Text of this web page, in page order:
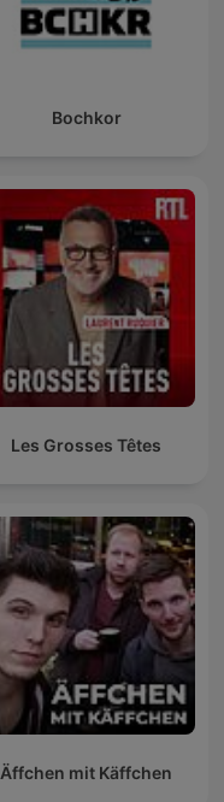
Bochkor
Les Grosses Têtes
Äffchen mit Käffchen